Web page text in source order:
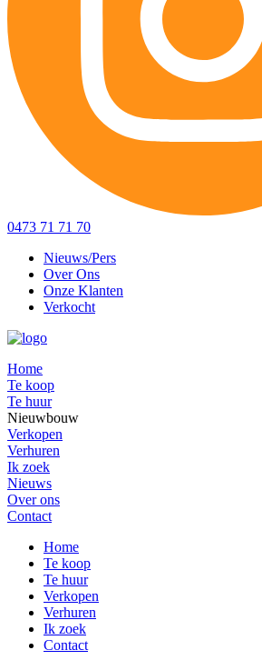
0473 71 71 70
Nieuws/Pers
Over Ons
Onze Klanten
Verkocht
Home
Te koop
Te huur
Nieuwbouw
Verkopen
Verhuren
Ik zoek
Nieuws
Over ons
Contact
Home
Te koop
Te huur
Verkopen
Verhuren
Ik zoek
Contact